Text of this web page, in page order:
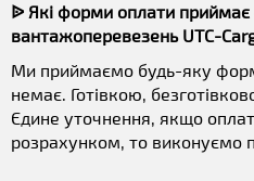
ᐉ Які форми оплати приймає
вантажоперевезень UTC-
Ми приймаємо будь-яку
немає. Готівкою,
Єдине уточнення, якщо
розрахунком, то виконуємо